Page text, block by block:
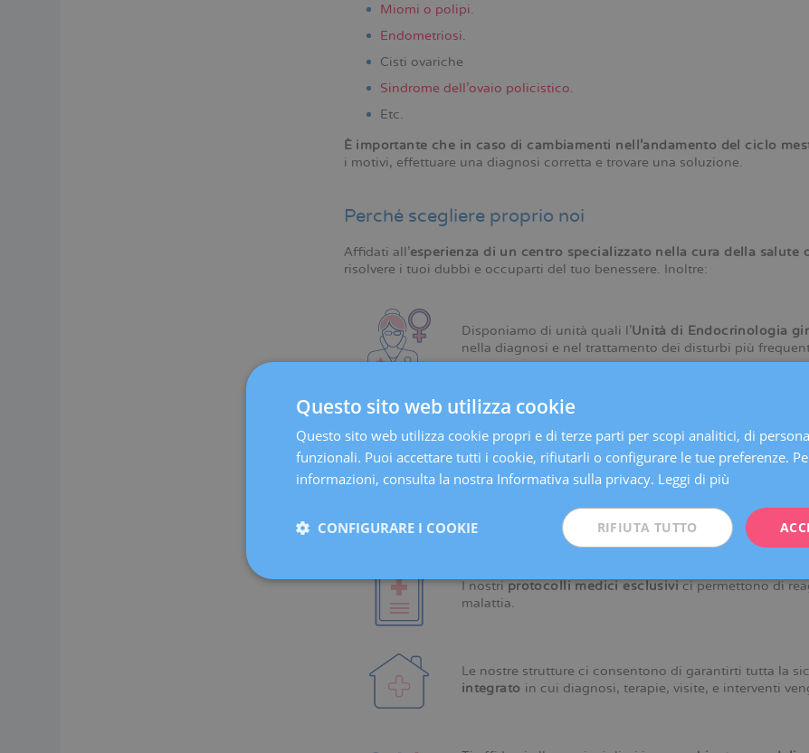
Miomi o polipi.
Endometriosi.
Cisti ovariche
Sindrome dell’ovaio policistico.
Etc.
È importante che in caso di cambiamenti nell’andamento del ciclo
i motivi, effettuare una diagnosi corretta e trovare una soluzione.
Perché scegliere proprio noi
Affidati all’esperienza di un centro specializzato nella cura della salute
risolvere i tuoi dubbi e occuparti del tuo benessere. Inoltre:
Disponiamo di unità quali l’Unità di Endocrinologia
nella diagnosi e nel trattamento dei disturbi più
Offriamo la possibilità di effettuare
aspettare.
ecografia ostetrica, ecc.
I nostriprotocolli medici esclusivici permettono di
malattia.
Le nostre strutture ci consentono di garantirti tutta la
integrato in cui diagnosi, terapie, visite, e interventi
Questo sito web utilizza cookie
Questo sito web utilizza cookie propri e di terze parti per scopi analitici, di
funzionali. Puoi accettare tutti i cookie, rifiutarli o configurare le tue preferenze.
informazioni, consulta la nostra Informativa sulla privacy. Leggi di più
RIFIUTA TUTTO
CONFIGURARE I COOKIE